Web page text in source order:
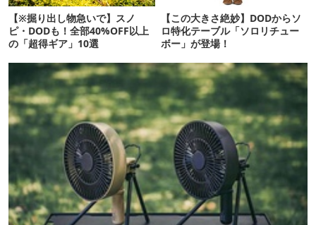
【※掘り出し物急いで】スノ
ピ・DODも！全部40%OFF以上
の「超得ギア」10選
【この大きさ絶妙】DODからソ
ロ特化テーブル「ソロリチュー
ボー」が登場！